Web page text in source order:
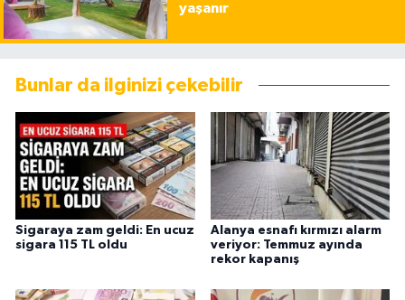
yaşanır
Bunlar da ilginizi çekebilir
Sigaraya zam geldi: En ucuz
sigara 115 TL oldu
Alanya esnafı kırmızı alarm
veriyor: Temmuz ayında
rekor kapanış